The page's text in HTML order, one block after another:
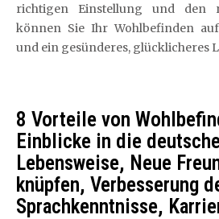
richtigen Einstellung und den
können Sie Ihr Wohlbefinden
und ein gesünderes, glücklicheres
8 Vorteile von
Einblicke in die
Lebensweise, Neue
knüpfen, Verbesserung
Sprachkenntnisse,